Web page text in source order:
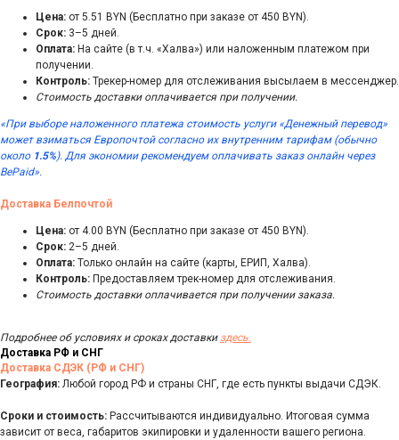
Цена: от 5.51 BYN (Бесплатно при заказе от 450 BYN).
Срок: 3–5 дней.
Оплата: На сайте (в т.ч. «Халва») или наложенным платежом при
получении.
Контроль: Трекер-номер для отслеживания высылаем в мессенджер.
Стоимость доставки оплачивается при получении.
«При выборе наложенного платежа стоимость услуги «Денежный перевод»
может взиматься Европочтой согласно их внутренним тарифам (обычно
около 1.5%). Для экономии рекомендуем оплачивать заказ онлайн через
BePaid».
Доставка Белпочтой
Цена: от 4.00 BYN (Бесплатно при заказе от 450 BYN).
Срок: 2–5 дней.
Оплата: Только онлайн на сайте (карты, ЕРИП, Халва).
Контроль: Предоставляем трек-номер для отслеживания.
Стоимость доставки оплачивается при получении заказа.
Подробнее об условиях и сроках доставки здесь.
Доставка РФ и СНГ
Доставка СДЭК (РФ и СНГ)
География: Любой город РФ и страны СНГ, где есть пункты выдачи СДЭК.
Сроки и стоимость: Рассчитываются индивидуально. Итоговая сумма
зависит от веса, габаритов экипировки и удаленности вашего региона.